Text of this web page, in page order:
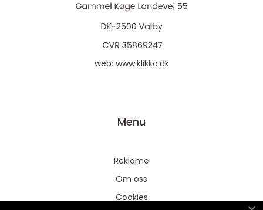
web: www.klikko.dk
Menu
Reklame
Om oss
Cookies